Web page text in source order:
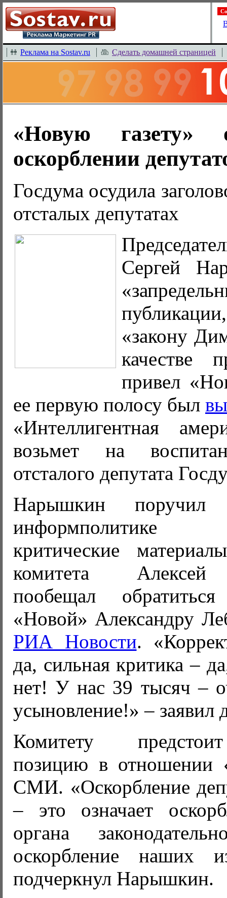
Реклама на Sostav.ru Сделать домашней страницей
«Новую газету»
оскорблении
Госдума осудила
отсталых депутатах
Сергей
«закону
качестве
привел
ее первую полосу был
«Интеллигентная
возьмет на
отсталого депутата
Нарышкин поручил
информполитике
критические
комитета
пообещал
«Новой» Александру
РИА Новости.
да, сильная критика –
нет! У нас 39 тысяч –
усыновление!» – заявил
Комитету
позицию в отношении
СМИ. «Оскорбление
– это означает
органа
оскорбление наших
подчеркнул Нарышкин.